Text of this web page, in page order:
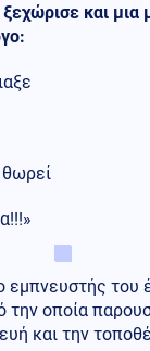
και μια
θωρεί
εμπνευστής του
την οποία
και την